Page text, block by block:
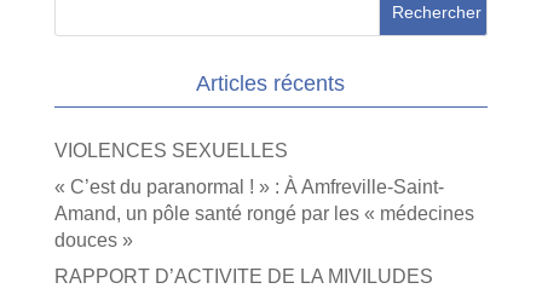
Articles récents
VIOLENCES SEXUELLES
« C’est du paranormal ! » : À Amfreville-Saint-
Amand, un pôle santé rongé par les « médecines
douces »
RAPPORT D’ACTIVITE DE LA MIVILUDES